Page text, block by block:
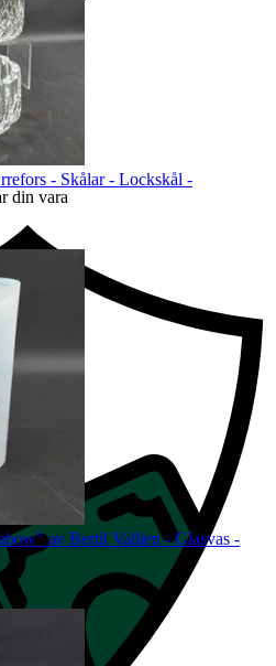
din vara
- Skålar - Lockskål -
av Bertil Vallien - Glasvas -